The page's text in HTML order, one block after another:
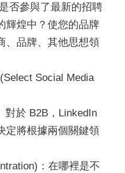
否參與了最新的招聘
輝煌中？使您的品牌
、品牌、其他思想領
Social Media
對於 B2B，LinkedIn
定將根據兩個關鍵領
：在哪裡是不